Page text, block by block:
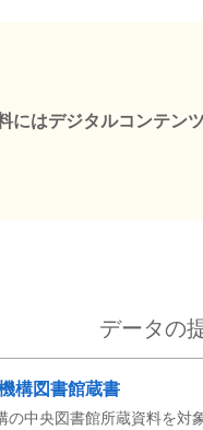
にはデジタルコンテン
データの
構図書館蔵書
の中央図書館所蔵資料を対